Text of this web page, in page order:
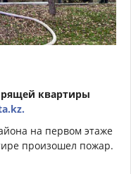
квартиры
на первом этаже
произошел пожар.